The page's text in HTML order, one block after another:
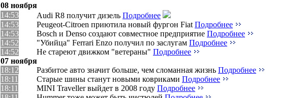
08 ноября
14:53
Audi R8 получит дизель Подробнее
14:53
Peugeot-Citroen приютила новый фургон Fiat Подробнее
14:53
Bosch и Denso создают совместное предприятие Подробнее
14:52
"Убийца" Ferrari Enzo получил по заслугам Подробнее
14:52
Не стареют движком "ветераны" Подробнее
07 ноября
18:12
Разбитое авто значит больше, чем сломанная жизнь Подробнее
18:11
Старые шины станут новыми ковриками Подробнее
18:11
MINI Traveller выйдет в 2008 году Подробнее